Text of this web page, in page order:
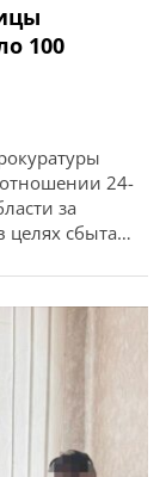
100
24-
за
целях сбыта
крупных
сообщает
что в